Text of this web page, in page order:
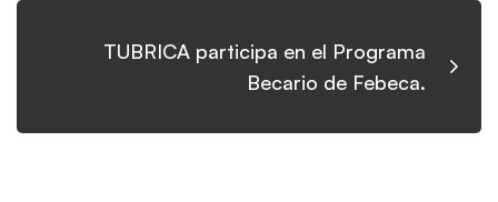
TUBRICA participa en el Programa
Becario de Febeca.